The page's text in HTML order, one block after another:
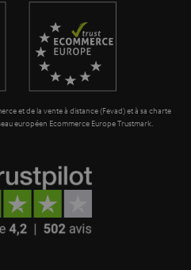
et de la vente à distance (Fevad) et à sa charte
européen Ecommerce Europe Trustmark.